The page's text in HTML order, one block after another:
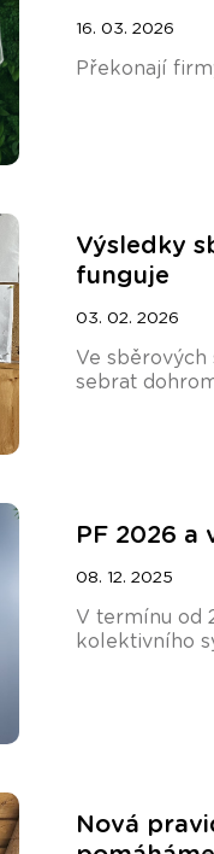
16. 03. 2026
Překonají
Výsledky
funguje
03. 02. 2026
Ve sběrových
sebrat
PF 2026 a
08. 12. 2025
V termínu od
kolektivního
Nová